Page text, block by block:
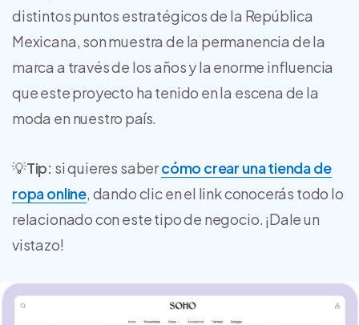
distintos puntos estratégicos de la República
Mexicana, son muestra de la permanencia de la
marca a través de los años y la enorme influencia
que este proyecto ha tenido en la escena de la
moda en nuestro país.
💡Tip: si quieres sabercómo crear una tienda de
ropa online, dando clic en el link conocerás todo lo
relacionado con este tipo de negocio. ¡Dale un
vistazo!